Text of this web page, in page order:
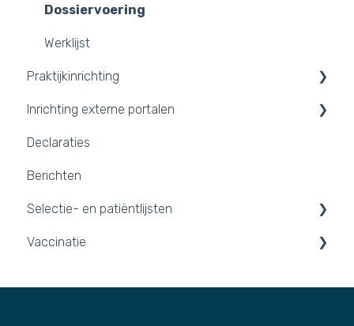
Trust Center
API-koppelingen
Releases
Nieuwsbrieven
Dossiervoering
Werklijst
Praktijkinrichting
Praktijkomgeving inrichten
Inloggen en tegel kiezen
2FA inschakelen
Inrichting externe portalen
Portalen
Integraties
Declaraties
Berichten
Selectie- en patiëntlijsten
Patiëntlijsten
Vaccinatie